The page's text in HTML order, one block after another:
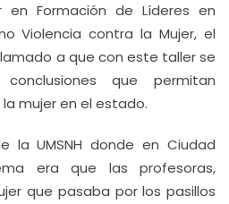
Formación de Líderes en
Violencia contra la Mujer, el
a que con este taller se
que permitan
mujer en el estado.
la UMSNH donde en Ciudad
era que las profesoras,
que pasaba por los pasillos